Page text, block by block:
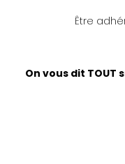
Être
On vous dit TOUT